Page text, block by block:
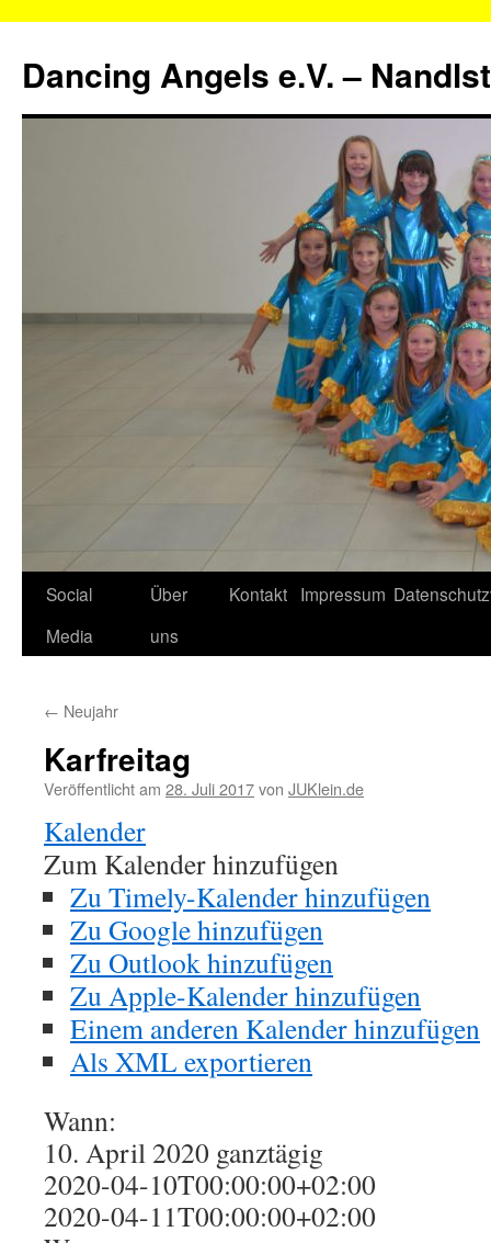
springen
Dancing Angels e.V. –
Social
Media
Über
uns
Kontakt Impressum
← Neujahr
Karfreitag
Veröffentlicht am 28. Juli 2017von JUKlein.de
Kalender
Zum Kalender hinzufügen
Zu Timely-Kalender hinzufügen
Zu Google hinzufügen
Zu Outlook hinzufügen
Zu Apple-Kalender hinzufügen
Einem anderen Kalender hinzufügen
Als XML exportieren
Wann:
10. April 2020 ganztägig
2020-04-10T00:00:00+02:00
2020-04-11T00:00:00+02:00